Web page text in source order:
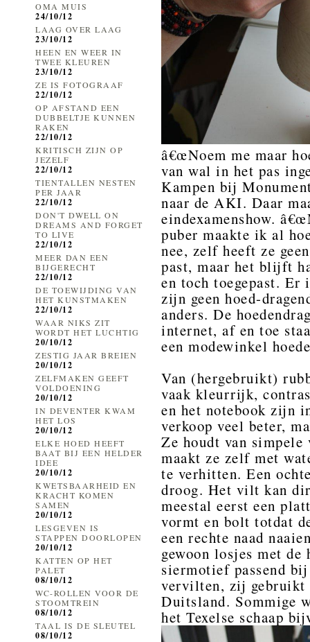
OMA MUIS
24/10/12
LAAG OVER LAAG
23/10/12
HEEN EN WEER IN
TWEE KLEUREN
23/10/12
ZE IS FOTOGRAAF
22/10/12
OP AFSTAND EEN
DUBBELTJE KUNNEN
RAKEN
22/10/12
KRITISCH ZIJN OP
JEZELF
22/10/12
TIENTALLEN NESTEN
PER JAAR
22/10/12
DON'T DWELL ON
DREAMS AND FORGET
TO LIVE
22/10/12
MEER DAN EEN
BIJGERECHT
22/10/12
DE TOEWIJDING VAN
HET KUNSTMAKEN
22/10/12
WAAR NIKS ZIT
WORDT HET LUCHTIG
20/10/12
ZESTIG JAAR BREIEN
20/10/12
ZELFMAKEN GEEFT
VOLDOENING
20/10/12
IN DEVENTER KWAM
HET LOS
20/10/12
ELKE HOED HEEFT
BAAT BIJ EEN HELDER
IDEE
20/10/12
KWETSBAARHEID EN
KRACHT KOMEN
SAMEN
20/10/12
LESGEVEN IS
STAPPEN DOORLOPEN
20/10/12
KATTEN OP HET
PALET
08/10/12
WC-ROLLEN VOOR DE
STOOMTREIN
08/10/12
TAAL IS DE SLEUTEL
08/10/12
â€œNoem me maar
van wal in het pas
Kampen bij
naar de AKI. Daar
eindexamenshow.
puber maakte ik al
nee, zelf heeft ze
past, maar het blijft
en toch toegepast. Er
zijn geen hoed-
anders. De
internet, af en toe
een modewinkel
Van (hergebruikt)
vaak kleurrijk,
en het notebook zijn
verkoop veel beter,
Ze houdt van
maakt ze zelf met
te verhitten. Een
droog. Het vilt kan
meestal eerst een
vormt en bolt totdat
een rechte naad
gewoon losjes met
siermotief passend
vervilten, zij gebruikt
Duitsland. Sommige
het Texelse schaap